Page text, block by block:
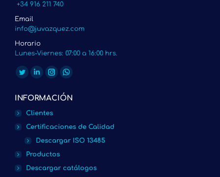
+34 916 211 740
Email
info@juvazquez.com
Horario
Lunes-Viernes: 07:00 a 16:00 hrs.
Encuéntranos en:
Twitter
opens
in
new
window
Linkedin
opens
in
new
window
Instagram
opens
in
new
window
Whatsapp
new
window
INFORMACIÓN
Clientes
Certificaciones de Calidad
Descargar ISO 13485
Productos
Descargar catálogos